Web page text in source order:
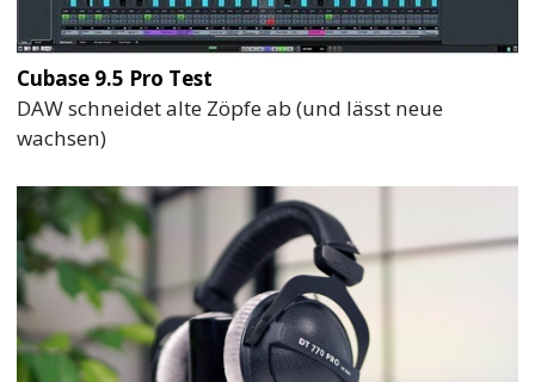
Cubase 9.5 Pro Test
DAW schneidet alte Zöpfe ab (und lässt neue
wachsen)